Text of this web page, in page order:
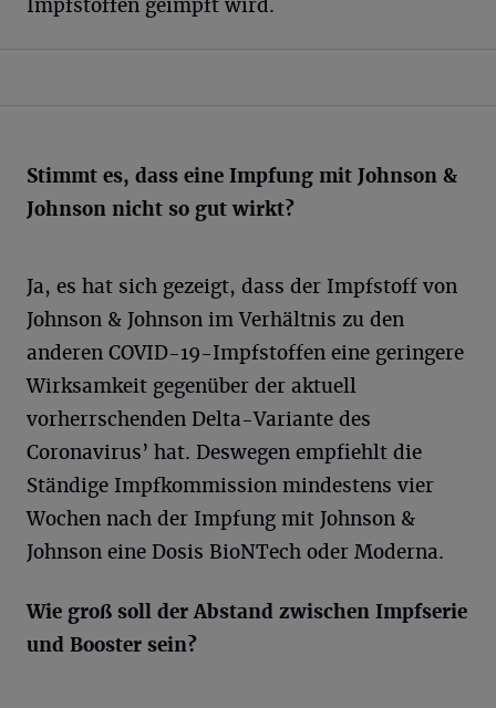
Impfstoffen geimpft wird.
Stimmt es, dass eine Impfung mit Johnson &
Johnson nicht so gut wirkt?
Ja, es hat sich gezeigt, dass der Impfstoff von
Johnson & Johnson im Verhältnis zu den
anderen COVID-19-Impfstoffen eine geringere
Wirksamkeit gegenüber der aktuell
vorherrschenden Delta-Variante des
Coronavirus’ hat. Deswegen empfiehlt die
Ständige Impfkommission mindestens vier
Wochen nach der Impfung mit Johnson &
Johnson eine Dosis BioNTech oder Moderna.
Wie groß soll der Abstand zwischen Impfserie
und Booster sein?